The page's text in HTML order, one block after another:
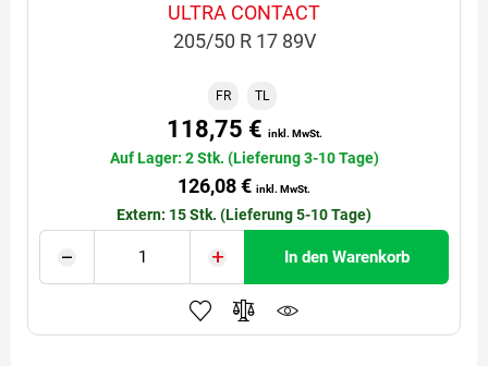
ULTRA CONTACT
205/50 R 17 89V
FR TL
118,75 € inkl. MwSt.
Auf Lager: 2 Stk. (Lieferung 3-10 Tage)
126,08 € inkl. MwSt.
Extern: 15 Stk. (Lieferung 5-10 Tage)
In den Warenkorb